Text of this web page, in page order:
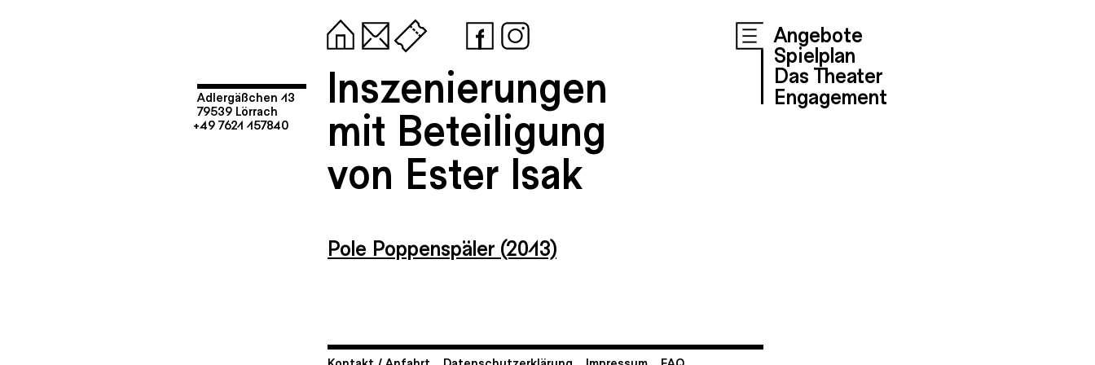
Angebote
Spielplan
Das Theater
Engagement
Adlergäßchen 13
79539 Lörrach
+49 7621 157840
Inszenierungen
mit Beteiligung
von Ester Isak
Pole Poppenspäler (2013)
Kontakt / Anfahrt Datenschutzerklärung Impressum
FAQ